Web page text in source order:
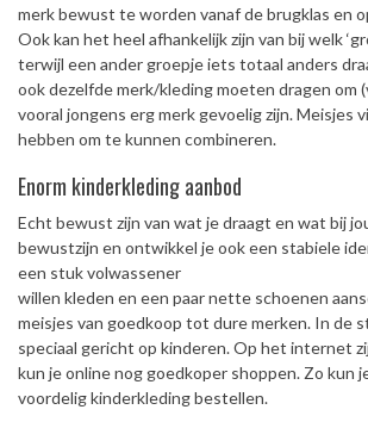
merk bewust te worden vanaf de brugklas en
Ook kan het heel afhankelijk zijn van bij welk
terwijl een ander groepje iets totaal anders
ook dezelfde merk/kleding moeten dragen
vooral jongens erg merk gevoelig zijn. Meisjes
hebben om te kunnen combineren.
Enorm kinderkleding aanbod
Echt bewust zijn van wat je draagt en wat bij
bewustzijn en ontwikkel je ook een stabiele
een stuk volwassener
willen kleden en een paar nette schoenen
meisjes van goedkoop tot dure merken. In de
speciaal gericht op kinderen. Op het internet
kun je online nog goedkoper shoppen. Zo kun
voordelig kinderkleding bestellen.